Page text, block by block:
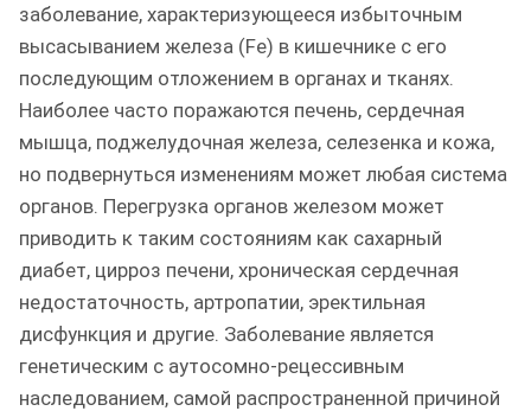
заболевание, характеризующееся избыточным
высасыванием железа (Fe) в кишечнике с его
последующим отложением в органах и тканях.
Наиболее часто поражаются печень, сердечная
мышца, поджелудочная железа, селезенка и кожа,
но подвернуться изменениям может любая система
органов. Перегрузка органов железом может
приводить к таким состояниям как сахарный
диабет, цирроз печени, хроническая сердечная
недостаточность, артропатии, эректильная
дисфункция и другие. Заболевание является
генетическим с аутосомно-рецессивным
наследованием, самой распространенной причиной